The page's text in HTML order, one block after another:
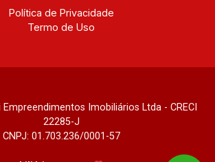
Política de Privacidade
Termo de Uso
Imobiliários Ltda - CRECI
22285-J
CNPJ: 01.703.236/0001-57